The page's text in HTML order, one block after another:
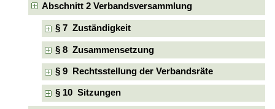
Abschnitt 2 Verbandsversammlung
§ 7 Zuständigkeit
§ 8 Zusammensetzung
§ 9 Rechtsstellung der Verbandsräte
§ 10 Sitzungen